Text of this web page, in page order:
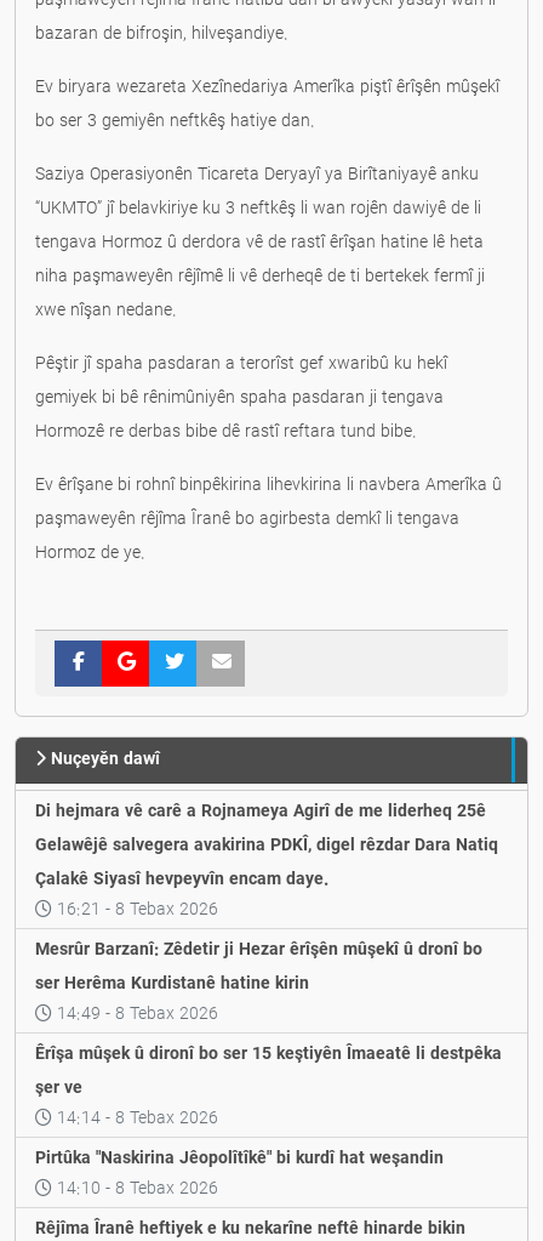
bazaran de bifroşin, hilveşandiye.
Ev biryara wezareta Xezînedariya Amerîka piştî êrîşên mûşekî
bo ser 3 gemiyên neftkêş hatiye dan.
Saziya Operasiyonên Ticareta Deryayî ya Birîtaniyayê anku
“UKMTO” jî belavkiriye ku 3 neftkêş li wan rojên dawiyê de li
tengava Hormoz û derdora vê de rastî êrîşan hatine lê heta
niha paşmaweyên rêjîmê li vê derheqê de ti bertekek fermî ji
xwe nîşan nedane.
Pêştir jî spaha pasdaran a terorîst gef xwaribû ku hekî
gemiyek bi bê rênimûniyên spaha pasdaran ji tengava
Hormozê re derbas bibe dê rastî reftara tund bibe.
Ev êrîşane bi rohnî binpêkirina lihevkirina li navbera Amerîka û
paşmaweyên rêjîma Îranê bo agirbesta demkî li tengava
Hormoz de ye.
Nuçeyěn dawî
Di hejmara vê carê a Rojnameya Agirî de me liderheq 25ê
Gelawêjê salvegera avakirina PDKÎ, digel rêzdar Dara Natiq
Çalakê Siyasî hevpeyvîn encam daye.
16:21 - 8 Tebax 2026
Mesrûr Barzanî: Zêdetir ji Hezar êrîşên mûşekî û dronî bo
ser Herêma Kurdistanê hatine kirin
14:49 - 8 Tebax 2026
Êrîşa mûşek û dironî bo ser 15 keştiyên Îmaeatê li destpêka
şer ve
14:14 - 8 Tebax 2026
Pirtûka "Naskirina Jêopolîtîkê" bi kurdî hat weşandin
14:10 - 8 Tebax 2026
Rêjîma Îranê heftiyek e ku nekarîne neftê hinarde bikin